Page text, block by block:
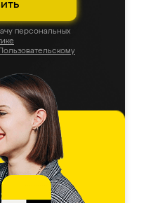
персональных